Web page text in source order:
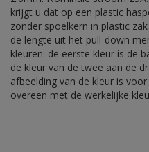
krijgt u dat op een plastic
zonder spoelkern in plastic
de lengte uit het pull-down
kleuren: de eerste kleur is de
de kleur van de twee aan de
afbeelding van de kleur is
overeen met de werkelijke